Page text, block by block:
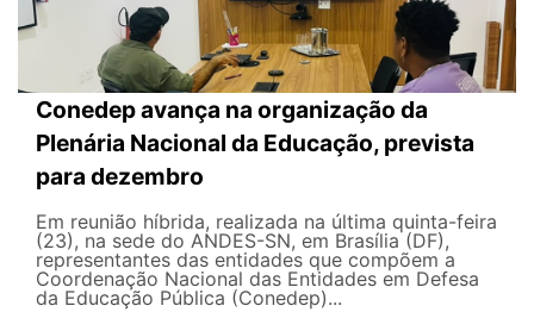
Conedep avança na organização da
Plenária Nacional da Educação, prevista
para dezembro
Em reunião híbrida, realizada na última quinta-feira
(23), na sede do ANDES-SN, em Brasília (DF),
representantes das entidades que compõem a
Coordenação Nacional das Entidades em Defesa
da Educação Pública (Conedep)...